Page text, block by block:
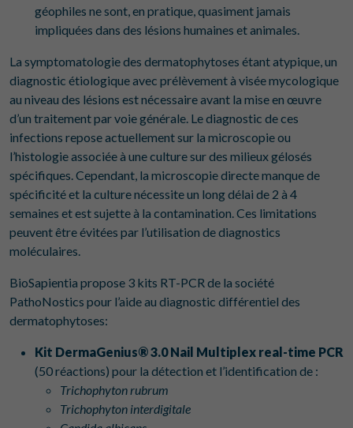
géophiles ne sont, en pratique, quasiment jamais
impliquées dans des lésions humaines et animales.
La symptomatologie des dermatophytoses étant atypique, un
diagnostic étiologique avec prélèvement à visée mycologique
au niveau des lésions est nécessaire avant la mise en œuvre
d’un traitement par voie générale. Le diagnostic de ces
infections repose actuellement sur la microscopie ou
l’histologie associée à une culture sur des milieux gélosés
spécifiques. Cependant, la microscopie directe manque de
spécificité et la culture nécessite un long délai de 2 à 4
semaines et est sujette à la contamination. Ces limitations
peuvent être évitées par l’utilisation de diagnostics
moléculaires.
BioSapientia propose 3 kits RT-PCR de la société
PathoNostics pour l’aide au diagnostic différentiel des
dermatophytoses:
Kit DermaGenius® 3.0 Nail Multiplex real-time PCR
(50 réactions) pour la détection et l’identification de :
Trichophyton rubrum
Trichophyton interdigitale